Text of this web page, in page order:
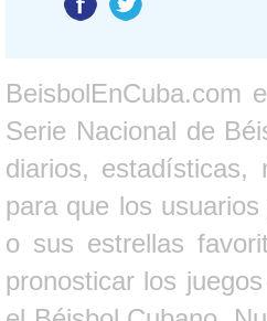
BeisbolEnCuba.com
Serie Nacional de
diarios,
para que los
o sus estrellas
pronosticar los